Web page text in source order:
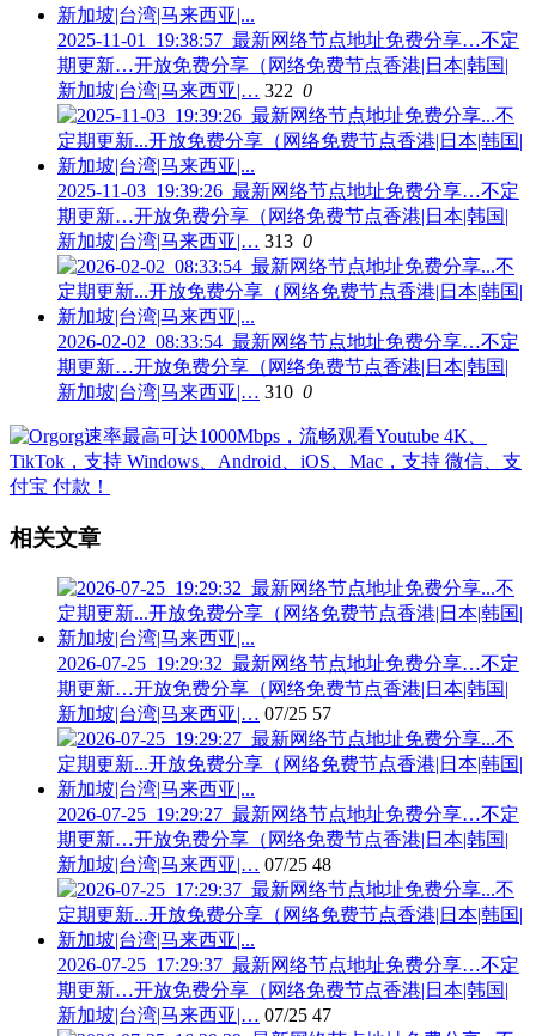
2025-11-01_19:38:57_最新网络节点地址免费分享…不定
期更新…开放免费分享（网络免费节点香港|日本|韩国|
新加坡|台湾|马来西亚|… 322 0
2025-11-03_19:39:26_最新网络节点地址免费分享…不定
期更新…开放免费分享（网络免费节点香港|日本|韩国|
新加坡|台湾|马来西亚|… 313 0
2026-02-02_08:33:54_最新网络节点地址免费分享…不定
期更新…开放免费分享（网络免费节点香港|日本|韩国|
新加坡|台湾|马来西亚|… 310 0
相关文章
2026-07-25_19:29:32_最新网络节点地址免费分享…不定
期更新…开放免费分享（网络免费节点香港|日本|韩国|
新加坡|台湾|马来西亚|… 07/25 57
2026-07-25_19:29:27_最新网络节点地址免费分享…不定
期更新…开放免费分享（网络免费节点香港|日本|韩国|
新加坡|台湾|马来西亚|… 07/25 48
2026-07-25_17:29:37_最新网络节点地址免费分享…不定
期更新…开放免费分享（网络免费节点香港|日本|韩国|
新加坡|台湾|马来西亚|… 07/25 47